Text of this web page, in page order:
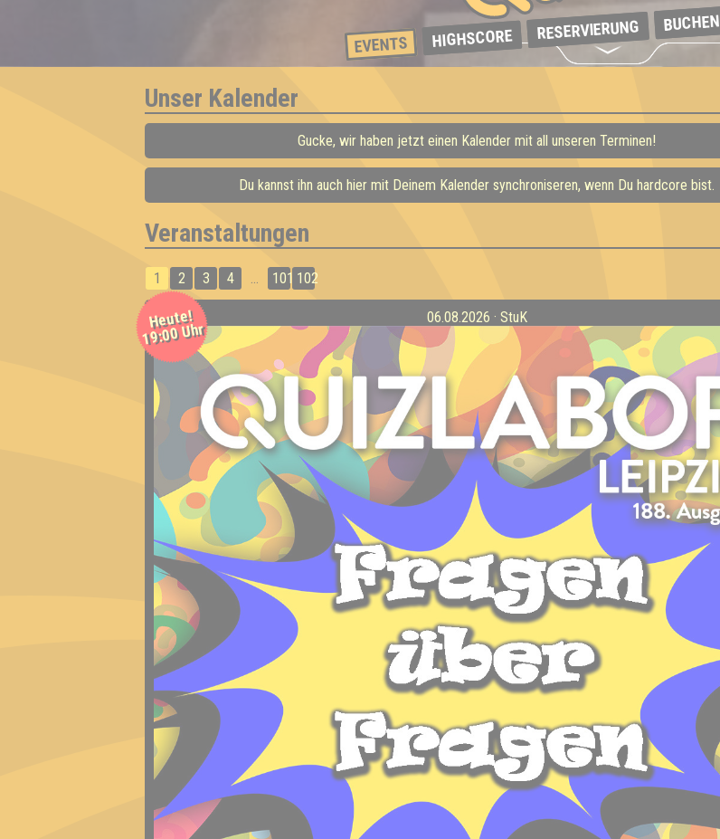
EVENTS HIGHSCORE RESERVIERUNG BUCHEN
Unser Kalender
Gucke, wir haben jetzt einen Kalender mit all unseren Terminen!
Du kannst ihn auch hier mit Deinem Kalender synchroniseren, wenn Du hardcore bist.
Veranstaltungen
1 2 3 4 ... 101 102
Heute!
19:00 Uhr
06.08.2026 · StuK